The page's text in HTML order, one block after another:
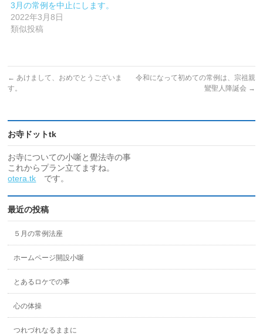
3月の常例を中止にします。
2022年3月8日
類似投稿
← あけまして、おめでとうございま
す。
令和になって初めての常例は、宗祖親
鸞聖人降誕会 →
お寺ドットtk
お寺についての小噺と覺法寺の事
これからプラン立てますね。
otera.tk です。
最近の投稿
５月の常例法座
ホームページ開設小噺
とあるロケでの事
心の体操
つれづれなるままに